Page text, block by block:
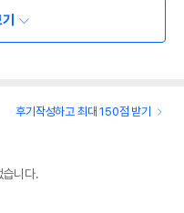
후기작성하고 최대 150점 받기
습니다.